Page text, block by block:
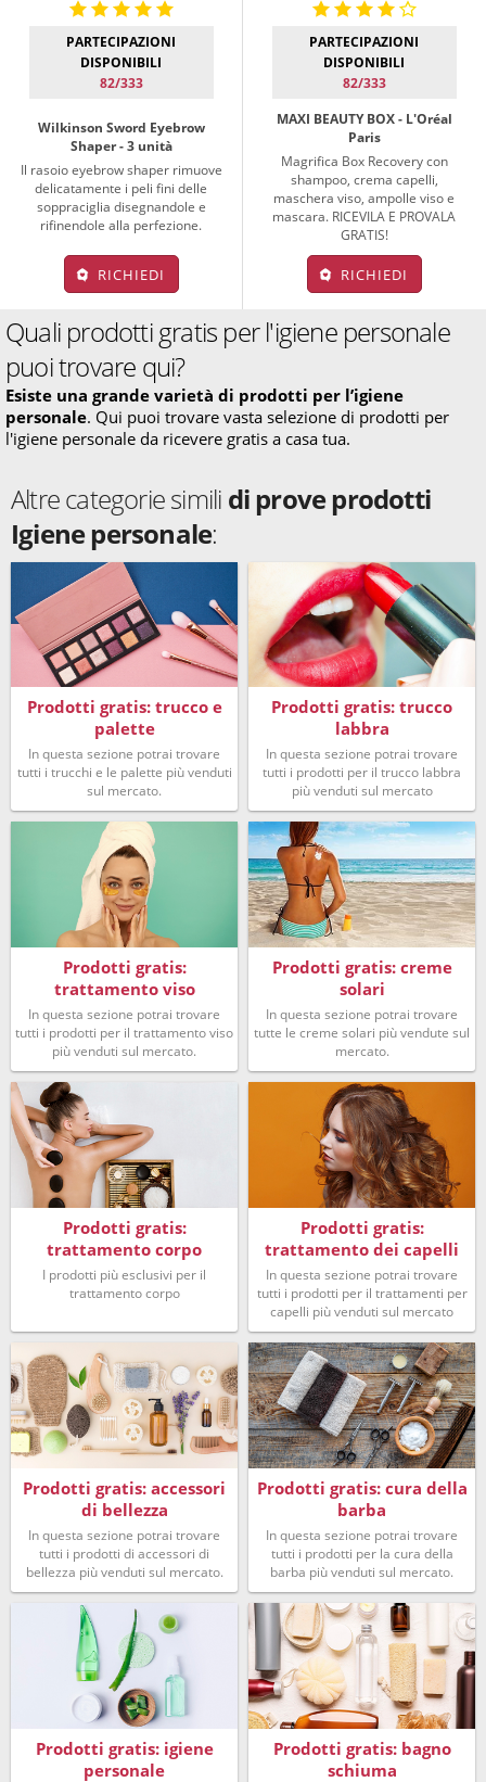
PARTECIPAZIONI
DISPONIBILI
82/333
Wilkinson Sword Eyebrow
Shaper - 3 unità
Il rasoio eyebrow shaper rimuove
delicatamente i peli fini delle
soppraciglia disegnandole e
rifinendole alla perfezione.
RICHIEDI
PARTECIPAZIONI
DISPONIBILI
82/333
MAXI BEAUTY BOX - L'Oréal
Paris
Magrifica Box Recovery con
shampoo, crema capelli,
maschera viso, ampolle viso e
mascara. RICEVILA E PROVALA
GRATIS!
RICHIEDI
Quali prodotti gratis per l'igiene personale
puoi trovare qui?
Esiste una grande varietà di prodotti per l’igiene
personale. Qui puoi trovare vasta selezione di prodotti per
l'igiene personale da ricevere gratis a casa tua.
Altre categorie simili di prove prodotti
Igiene personale:
Prodotti gratis: trucco e
palette
In questa sezione potrai trovare
tutti i trucchi e le palette più venduti
sul mercato.
Prodotti gratis: trucco
labbra
In questa sezione potrai trovare
tutti i prodotti per il trucco labbra
più venduti sul mercato
Prodotti gratis:
trattamento viso
In questa sezione potrai trovare
tutti i prodotti per il trattamento viso
più venduti sul mercato.
Prodotti gratis: creme
solari
In questa sezione potrai trovare
tutte le creme solari più vendute sul
mercato.
Prodotti gratis:
trattamento corpo
I prodotti più esclusivi per il
trattamento corpo
Prodotti gratis:
trattamento dei capelli
In questa sezione potrai trovare
tutti i prodotti per il trattamenti per
capelli più venduti sul mercato
Prodotti gratis: accessori
di bellezza
In questa sezione potrai trovare
tutti i prodotti di accessori di
bellezza più venduti sul mercato.
Prodotti gratis: cura della
barba
In questa sezione potrai trovare
tutti i prodotti per la cura della
barba più venduti sul mercato.
Prodotti gratis: igiene
personale
Prodotti gratis: bagno
schiuma